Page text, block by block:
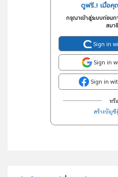
ดูฟรี..! เมื่อคุ
กรุณาเข้าสู่ระบบก่อนก
สมา
Sign in
Sign in
Sign in
หรือ
สร้างบัญชี